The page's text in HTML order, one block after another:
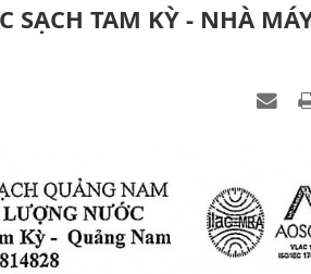
SẠCH TAM KỲ - NHÀ